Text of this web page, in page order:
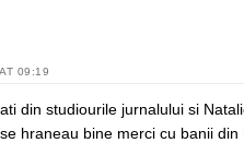
09:19
din studiourile jurnalului si
hraneau bine merci cu banii din